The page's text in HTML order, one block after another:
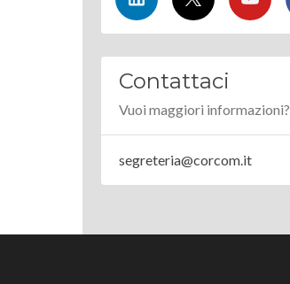
Contattaci
Vuoi maggiori informazioni?
segreteria@corcom.it